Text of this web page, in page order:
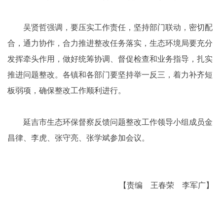
吴贤哲强调，要压实工作责任，坚持部门联动，密切配
合，通力协作，合力推进整改任务落实，生态环境局要充分
发挥牵头作用，做好统筹协调、督促检查和业务指导，扎实
推进问题整改。各镇和各部门要坚持举一反三，着力补齐短
板弱项，确保整改工作顺利进行。
延吉市生态环保督察反馈问题整改工作领导小组成员金
昌律、李虎、张守亮、张学斌参加会议。
【责编 王春荣 李军广】